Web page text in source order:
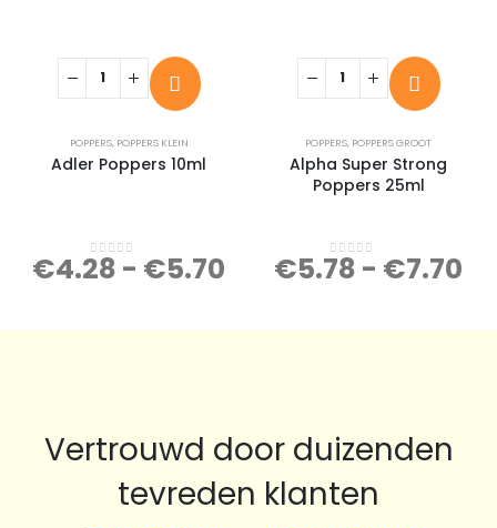
POPPERS, POPPERS KLEIN
Adler Poppers 10ml
0out of 5
€4.28 - €5.70
POPPERS, POPPERS GROOT
Alpha Super Strong
Poppers 25ml
0out of 5
€5.78 - €7.70
Vertrouwd door duizenden
tevreden klanten